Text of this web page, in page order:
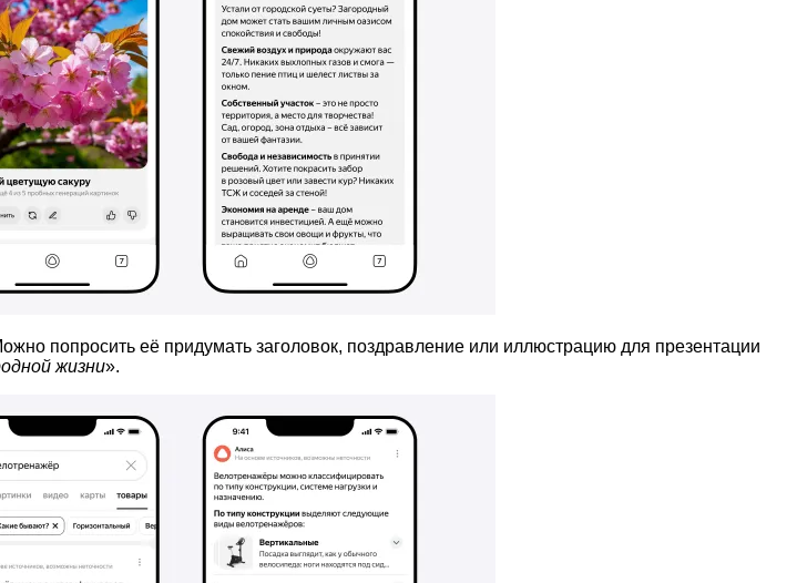
попросить её придумать заголовок, поздравление или иллюстрацию для презентации
жизни».